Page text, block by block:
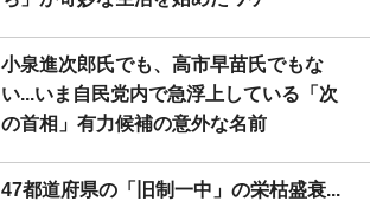
小泉進次郎氏でも、高市早苗氏でもな
い...いま自民党内で急浮上している「次
の首相」有力候補の意外な名前
47都道府県の「旧制一中」の栄枯盛衰...